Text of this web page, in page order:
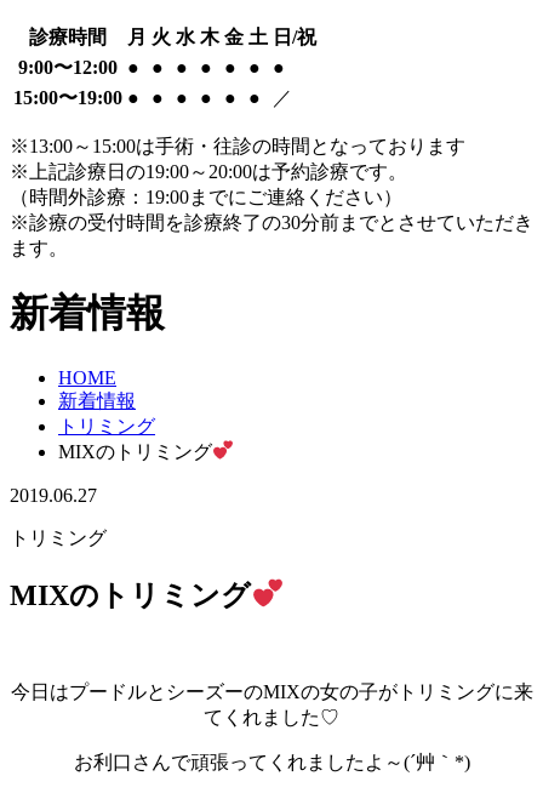
診療時間 月 火 水 木 金 土 日/祝
9:00〜12:00 ● ● ● ● ● ●
●
15:00〜19:00 ● ● ● ● ● ● ／
※13:00～15:00は手術・往診の時間となっております
※上記診療日の19:00～20:00は予約診療です。
（時間外診療：19:00までにご連絡ください）
※診療の受付時間を診療終了の30分前までとさせていただき
ます。
新着情報
HOME
新着情報
トリミング
MIXのトリミング
2019.06.27
トリミング
MIXのトリミング
今日はプードルとシーズーのMIXの女の子がトリミングに来
てくれました♡
お利口さんで頑張ってくれましたよ～(´艸｀*)